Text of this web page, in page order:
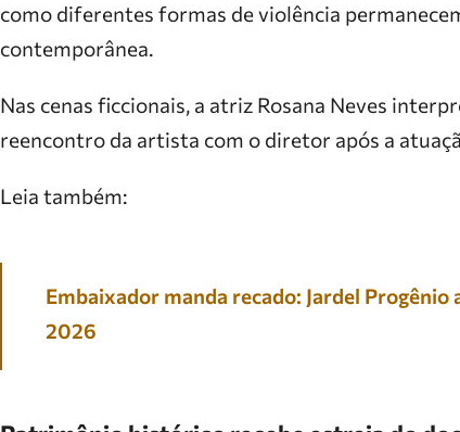
como diferentes formas de violência
contemporânea.
Nas cenas ficcionais, a atriz Rosana Neves
reencontro da artista com o diretor após a
Leia também:
Embaixador manda recado: Jardel
2026